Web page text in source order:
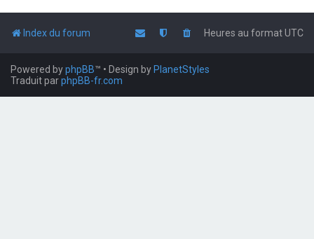
Index du forum Heures au formatUTC
Powered byphpBB™ • Design by PlanetStyles
Traduit parphpBB-fr.com